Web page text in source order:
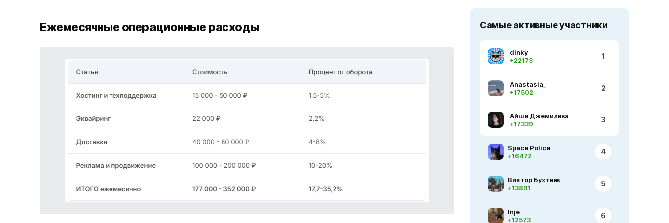
Ежемесячные операционные расходы Самые активные участники
dinky
+22173
1
Anastasia_
+17502
2
Айше Джемилева
+17339
3
Space Police
+16472
4
Виктор Бухтеев
+13891
5
Inje
+12573
6